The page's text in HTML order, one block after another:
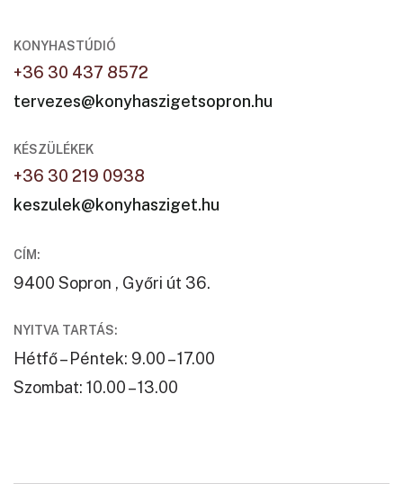
KONYHASTÚDIÓ
+36 30 437 8572
tervezes@konyhaszigetsopron.hu
KÉSZÜLÉKEK
+36 30 219 0938
keszulek@konyhasziget.hu
CÍM:
9400 Sopron , Győri út 36.
NYITVA TARTÁS:
Hétfő – Péntek: 9.00 – 17.00
Szombat: 10.00 – 13.00